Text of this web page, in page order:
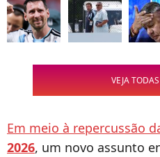
VEJA
Em meio à repercussão
2026, um novo assunto